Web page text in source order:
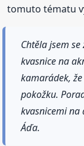
tomuto tématu
Chtěla jsem
kvasnice na
kamarádek,
pokožku.
kvasnicemi na
Áďa.